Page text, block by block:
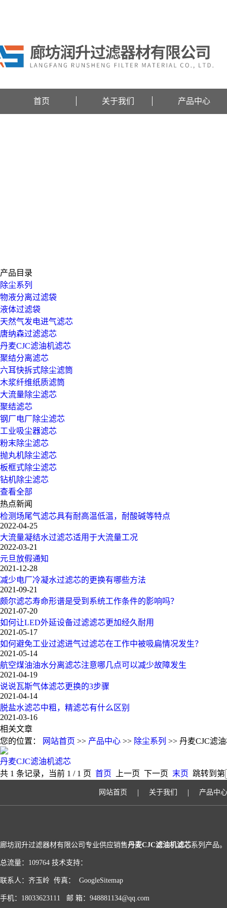
首页 关于我们 产品中心
产品目录
除尘系列
物液分离过滤袋
液体过滤袋
天然气发电进气滤芯
唐纳森过滤滤芯
丹麦CJC滤油机滤芯
聚结分离滤芯
六耳快拆式除尘滤筒
木浆纤维纸质滤筒
大流量除尘滤芯
聚结滤芯
钢厂电厂除尘滤芯
工业吸尘器滤芯
粉末除尘滤芯
抛丸机除尘滤芯
板框式除尘滤芯
钻机除尘滤芯
查看全部
热点新闻
检测场尾气滤芯具有耐高温低温，耐酸碱等特点
2022-04-25
大流量凝结水过滤芯适用于大流量工况
2022-03-21
元旦放假通知
2021-12-28
减少电厂冷凝水过滤芯的更换有哪些方法
2021-09-21
颇尔滤芯寿命形谱是受到系统工作条件的影响吗？
2021-07-20
如何让LED外延设备过滤滤芯更加经久耐用
2021-05-17
如何避免工业过滤进气过滤芯在工作中被吸扁情况发生？
2021-05-14
航空煤油油水分离滤芯注意哪几点可以减少故障发生
2021-04-19
说说瓦斯气体滤芯更换的3步骤
2021-04-14
脱盐水滤芯中粗，精滤芯有什么区别
2021-03-16
相关文章
您的位置：
网站首页 >> 产品中心 >> 除尘系列 >> 丹麦CJC滤
丹麦CJC滤油机滤芯
共 1 条记录，当前 1 / 1 页 首页 上一页 下一页 末页 跳转到第
网站首页 | 关于我们 | 产品中心
廊坊润升过滤器材有限公司专业供应销售丹麦CJC滤油机滤芯系列产品。
总流量：109764 技术支持：
联系人：齐玉岭 传真： GoogleSitemap
手机：18033623111 邮 箱： 948881134@qq.com